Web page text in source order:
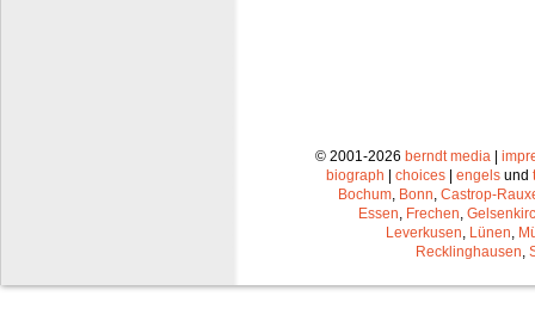
© 2001-2026 berndt media|
biograph
choices engels und
Bochum, Bonn, Castrop-
Essen, Frechen,
Leverkusen, Lünen,
Recklinghausen,